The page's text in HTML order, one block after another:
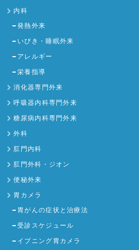
内科
発熱外来
いびき・睡眠外来
アレルギー
栄養指導
消化器専門外来
呼吸器内科専門外来
糖尿病内科専門外来
外科
肛門内科
肛門外科・ジオン
便秘外来
胃カメラ
胃がんの症状と治療法
受診スケジュール
イブニング胃カメラ